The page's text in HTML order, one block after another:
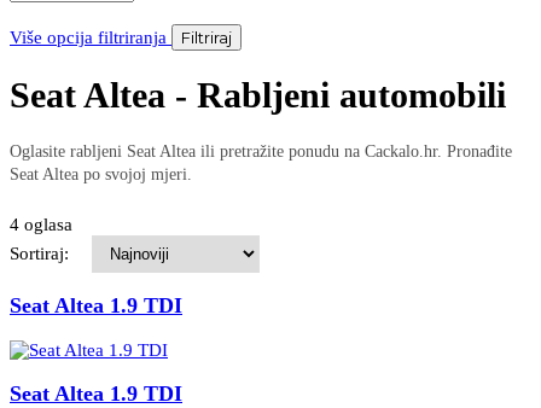
Više opcija filtriranja Filtriraj
Seat Altea - Rabljeni automobili
Oglasite rabljeni Seat Altea ili pretražite ponudu na Cackalo.hr. Pronađite
Seat Altea po svojoj mjeri.
4 oglasa
Sortiraj:
Seat Altea 1.9 TDI
Seat Altea 1.9 TDI